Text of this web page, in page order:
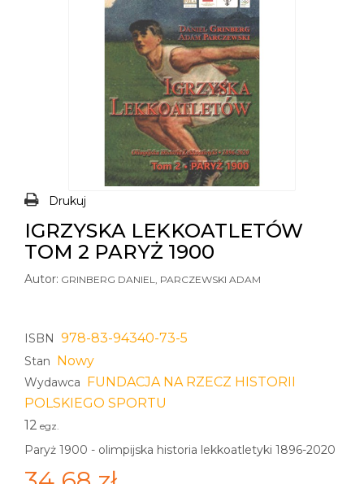
Drukuj
IGRZYSKA LEKKOATLETÓW
TOM 2 PARYŻ 1900
Autor: GRINBERG DANIEL, PARCZEWSKI ADAM
ISBN 978-83-94340-73-5
Stan Nowy
Wydawca FUNDACJA NA RZECZ HISTORII
POLSKIEGO SPORTU
12 egz.
Paryż 1900 - olimpijska historia lekkoatletyki 1896-2020